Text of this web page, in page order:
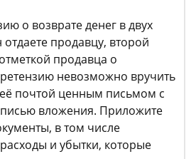
о возврате денег в двух
продавцу, второй
продавца о
невозможно вручить
почтой ценным письмом с
вложения. Приложите
в том числе
и убытки, которые